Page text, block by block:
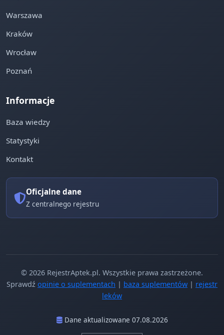
Warszawa
Kraków
Wrocław
Poznań
Informacje
Baza wiedzy
Statystyki
Kontakt
Oficjalne dane
Z centralnego rejestru
© 2026 RejestrAptek.pl. Wszystkie prawa zastrzeżone.
Sprawdź opinie o suplementach | baza suplementów | rejestr
leków
Dane aktualizowane 07.08.2026